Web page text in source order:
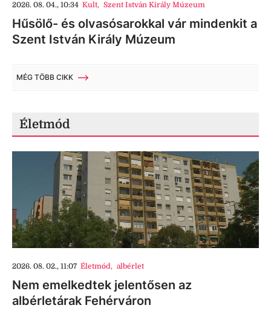
2026. 08. 04., 10:34 Kult, Szent István Király Múzeum
Hűsölő- és olvasósarokkal vár mindenkit a
Szent István Király Múzeum
MÉG TÖBB CIKK
Életmód
2026. 08. 02., 11:07 Életmód, albérlet
Nem emelkedtek jelentősen az
albérletárak Fehérváron